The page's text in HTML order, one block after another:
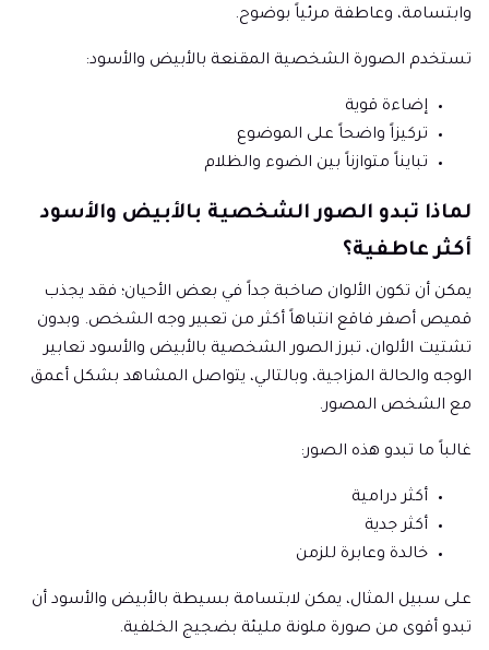
وابتسامة، وعاطفة مرئياً بوضوح.
تستخدم الصورة الشخصية المقنعة بالأبيض والأسود:
إضاءة قوية
تركيزاً واضحاً على الموضوع
تبايناً متوازناً بين الضوء والظلام
لماذا تبدو الصور الشخصية بالأبيض والأسود
أكثر عاطفية؟
يمكن أن تكون الألوان صاخبة جداً في بعض الأحيان؛ فقد يجذب
قميص أصفر فاقع انتباهاً أكثر من تعبير وجه الشخص. وبدون
تشتيت الألوان، تبرز الصور الشخصية بالأبيض والأسود تعابير
الوجه والحالة المزاجية، وبالتالي، يتواصل المشاهد بشكل أعمق
مع الشخص المصور.
غالباً ما تبدو هذه الصور:
أكثر درامية
أكثر جدية
خالدة وعابرة للزمن
على سبيل المثال، يمكن لابتسامة بسيطة بالأبيض والأسود أن
تبدو أقوى من صورة ملونة مليئة بضجيج الخلفية.